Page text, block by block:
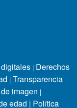
| Derechos
| Transparencia
imagen |
edad | Política